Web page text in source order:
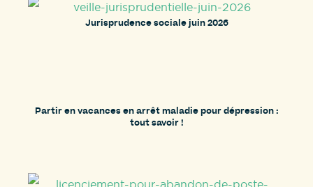
Jurisprudence sociale juin 2026
Partir en vacances en arrêt maladie pour dépression :
tout savoir !